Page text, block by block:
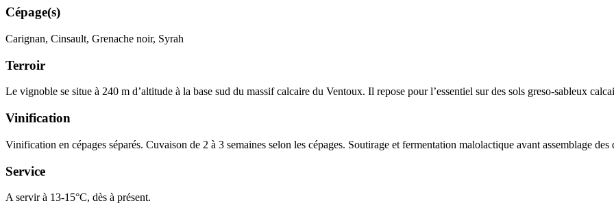
Cépage(s)
Carignan, Cinsault, Grenache noir, Syrah
Terroir
Le vignoble se situe à 240 m d’altitude à la base sud du massif calcaire du Ventoux. Il repose pour l’essentiel sur des sols greso-sableux
Vinification
Vinification en cépages séparés. Cuvaison de 2 à 3 semaines selon les cépages. Soutirage et fermentation malolactique avant assemblage des
Service
A servir à 13-15°C, dès à présent.